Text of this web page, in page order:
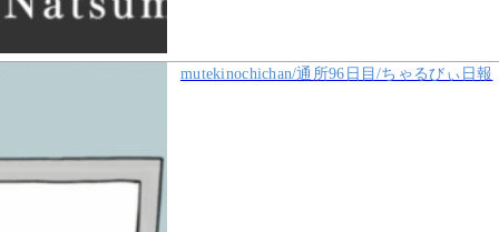
mutekinochichan/通所96日目/ちゃるびぃ日報